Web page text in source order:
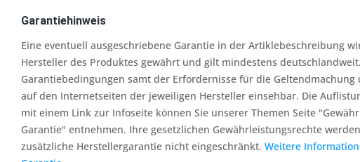
Garantiehinweis
Eine eventuell ausgeschriebene Garantie in der Artiklebeschreibung
Hersteller des Produktes gewährt und gilt mindestens
Garantiebedingungen samt der Erfordernisse für die Geltendmachung
auf den Internetseiten der jeweiligen Hersteller einsehbar. Die
mit einem Link zur Infoseite können Sie unserer Themen Seite
Garantie" entnehmen. Ihre gesetzlichen Gewährleistungsrechte
zusätzliche Herstellergarantie nicht eingeschränkt. Weitere